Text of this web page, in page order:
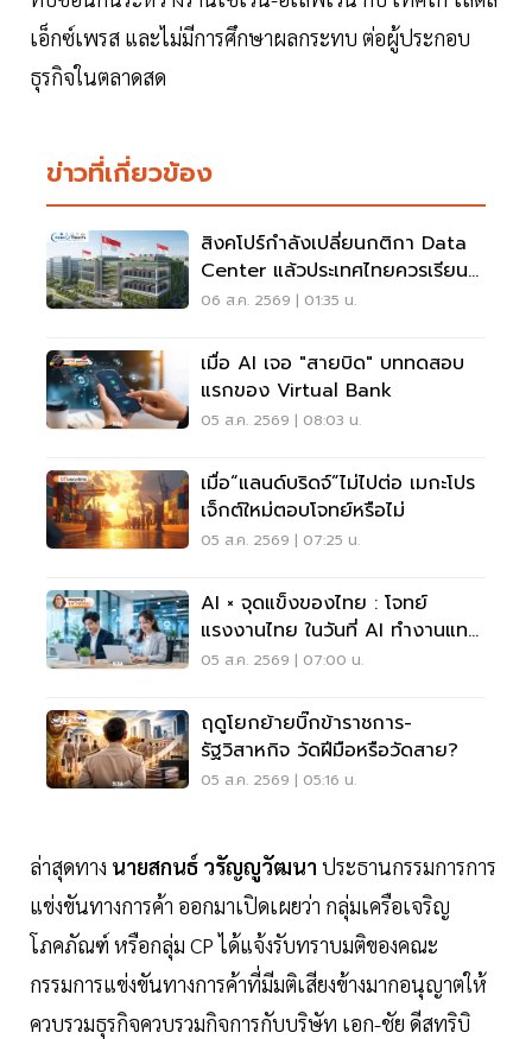
เอ็กซ์เพรส และไม่มีการศึกษาผลกระทบ ต่อผู้ประกอบ
ธุรกิจในตลาดสด
ข่าวที่เกี่ยวข้อง
สิงคโปร์กำลังเปลี่ยนกติกา Data
Center แล้วประเทศไทยควรเรียนรู้
อะไร?
06 ส.ค. 2569 | 01:35 น.
เมื่อ AI เจอ "สายบิด" บททดสอบ
แรกของ Virtual Bank
05 ส.ค. 2569 | 08:03 น.
เมื่อ“แลนด์บริดจ์”ไม่ไปต่อ เมกะโปร
เจ็กต์ใหม่ตอบโจทย์หรือไม่
05 ส.ค. 2569 | 07:25 น.
AI × จุดแข็งของไทย : โจทย์
แรงงานไทย ในวันที่ AI ทำงานแทน
เราได้มากขึ้น
05 ส.ค. 2569 | 07:00 น.
ฤดูโยกย้ายบิ๊กข้าราชการ-
รัฐวิสาหกิจ วัดฝีมือหรือวัดสาย?
05 ส.ค. 2569 | 05:16 น.
ล่าสุดทาง นายสกนธ์ วรัญญูวัฒนา ประธานกรรมการการ
แข่งขันทางการค้า ออกมาเปิดเผยว่า กลุ่มเครือเจริญ
โภคภัณฑ์ หรือกลุ่ม CP ได้แจ้งรับทราบมติของคณะ
กรรมการแข่งขันทางการค้าที่มีมติเสียงข้างมากอนุญาตให้
ควบรวมธุรกิจควบรวมกิจการกับบริษัท เอก-ชัย ดีสทริบิ